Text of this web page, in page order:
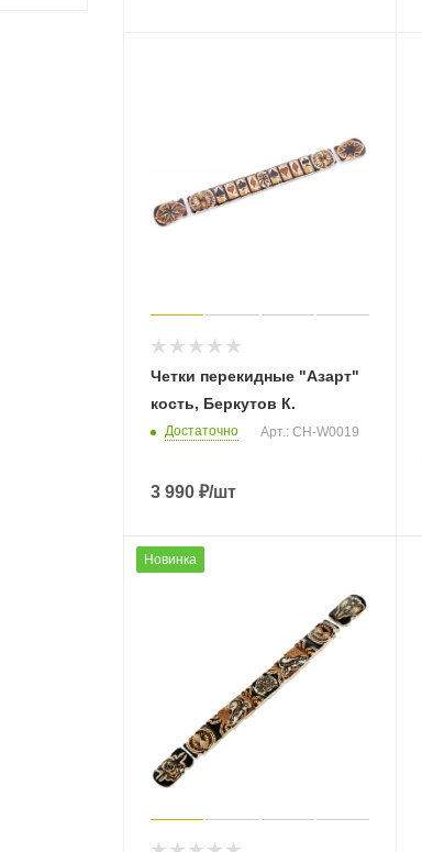
Четки перекидные "Азарт"
кость, Беркутов К.
Достаточно Арт.: CH-W0019
3 990 ₽/шт
Новинка